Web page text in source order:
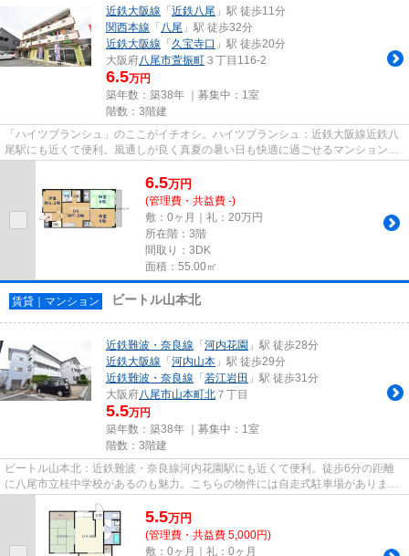
近鉄大阪線 「近鉄八尾 」駅 徒歩11分
関西本線 「 八尾 」駅 徒歩32分
近鉄大阪線 「久宝寺口 」駅 徒歩20分
大阪府八尾市萱振町 ３丁目116-2
6.5万円
築年数：築38年 ｜募集中： 1室
階数：3階建
「ハイツブランシュ」のここがイチオシ。ハイツブランシュ：近鉄大阪線近鉄八
尾駅にも近くて便利。風通しが良く真夏の暑い日も快適に過ごせるマンションで
す。短時間でごみ出しを終え...
6.5万円
(管理費・共益費 -)
敷：0ヶ月｜礼：20万円
所在階：3階
間取り：3DK
面積：55.00㎡
賃貸｜マンション ビートル山本北
近鉄難波・奈良線 「河内花園 」駅 徒歩28分
近鉄大阪線 「河内山本 」駅 徒歩29分
近鉄難波・奈良線 「若江岩田 」駅 徒歩31分
大阪府八尾市山本町北 ７丁目
5.5万円
築年数：築38年 ｜募集中： 1室
階数：3階建
ビートル山本北：近鉄難波・奈良線河内花園駅にも近くて便利。徒歩6分の距離
に八尾市立桂中学校があるのも魅力。こちらの物件には自走式駐車場がありま
す。防犯対策もバッチリなマンシ...
5.5万円
(管理費・共益費 5,000円)
敷：0ヶ月｜礼：0ヶ月